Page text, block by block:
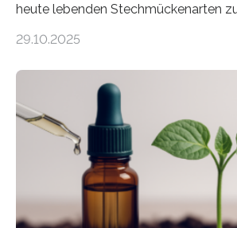
heute lebenden Stechmückenarten
Forschende die bisher älteste
Region Kachin in Myanmar und hat
ausgezeichnetem Zustand erhalten.
Art einer neuen Gattung beschrieben
nun den Namen Cretosabethes
fossile Nachweis einer
stellt gleichzeitig den ersten
Mückenlarve aus dem Mesozoikum
29.10.2025